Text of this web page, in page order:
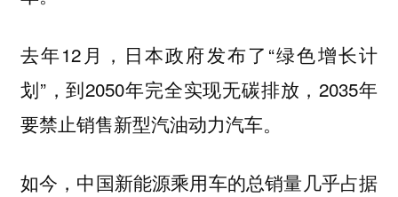
去年12月，日本政府发布了“绿色增长计
划”，到2050年完全实现无碳排放，2035年
要禁止销售新型汽油动力汽车。
如今，中国新能源乘用车的总销量几乎占据